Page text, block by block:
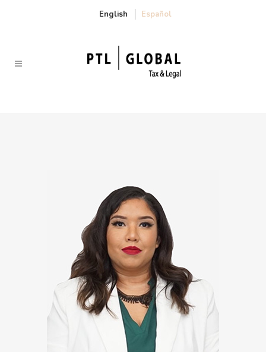
English Español